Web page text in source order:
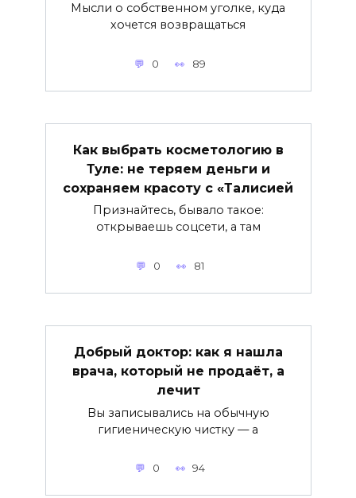
Мысли о собственном уголке, куда
хочется возвращаться
0 89
Как выбрать косметологию в
Туле: не теряем деньги и
сохраняем красоту с «Талисией
Признайтесь, бывало такое:
открываешь соцсети, а там
0 81
Добрый доктор: как я нашла
врача, который не продаёт, а
лечит
Вы записывались на обычную
гигиеническую чистку — а
0 94